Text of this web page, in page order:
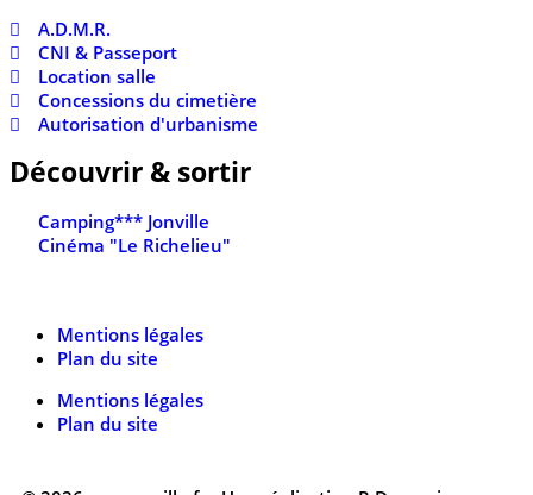
A.D.M.R.
CNI & Passeport
Location salle
Concessions du cimetière
Autorisation d'urbanisme
Découvrir & sortir
Camping*** Jonville
Cinéma "Le Richelieu"
Mentions légales
Plan du site
Mentions légales
Plan du site